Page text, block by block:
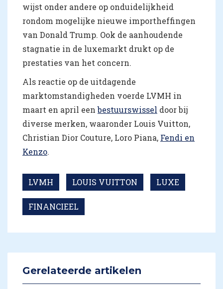
wijst onder andere op onduidelijkheid
rondom mogelijke nieuwe importheffingen
van Donald Trump. Ook de aanhoudende
stagnatie in de luxemarkt drukt op de
prestaties van het concern.
Als reactie op de uitdagende
marktomstandigheden voerde LVMH in
maart en april eenbestuurswissel door bij
diverse merken, waaronder Louis Vuitton,
Christian Dior Couture, Loro Piana, Fendi en
Kenzo.
LVMH LOUIS VUITTON LUXE
FINANCIEEL
Gerelateerde artikelen